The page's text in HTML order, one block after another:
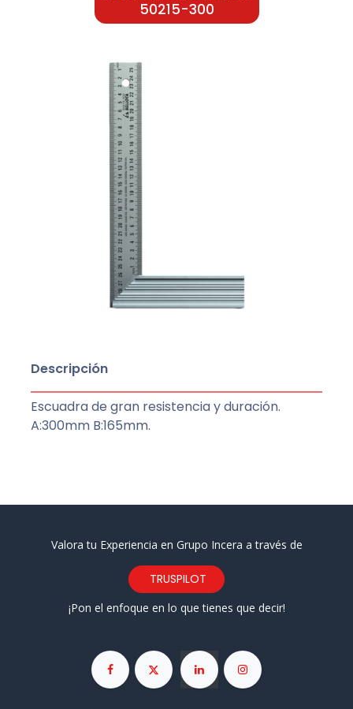
50215-300
Descripción
Escuadra de gran resistencia y duración.
A:300mm B:165mm.
Valora tu Experiencia en Grupo Incera a través de
TRUSPILOT
¡Pon el enfoque en lo que tienes que decir!